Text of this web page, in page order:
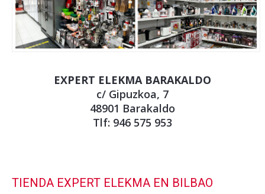
EXPERT ELEKMA BARAKALDO
c/ Gipuzkoa, 7
48901 Barakaldo
Tlf: 946 575 953
TIENDA EXPERT ELEKMA EN BILBAO